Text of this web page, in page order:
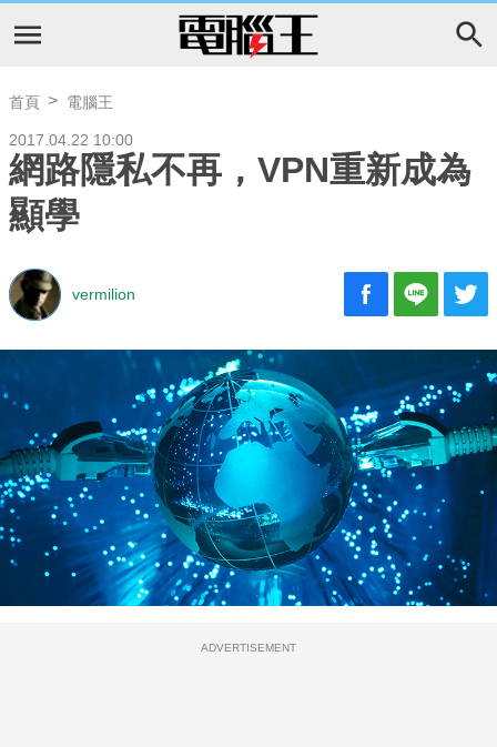
首頁 電腦王
2017.04.22 10:00
網路隱私不再，VPN重新成為
顯學
vermilion
ADVERTISEMENT